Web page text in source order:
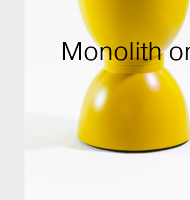
Monolith